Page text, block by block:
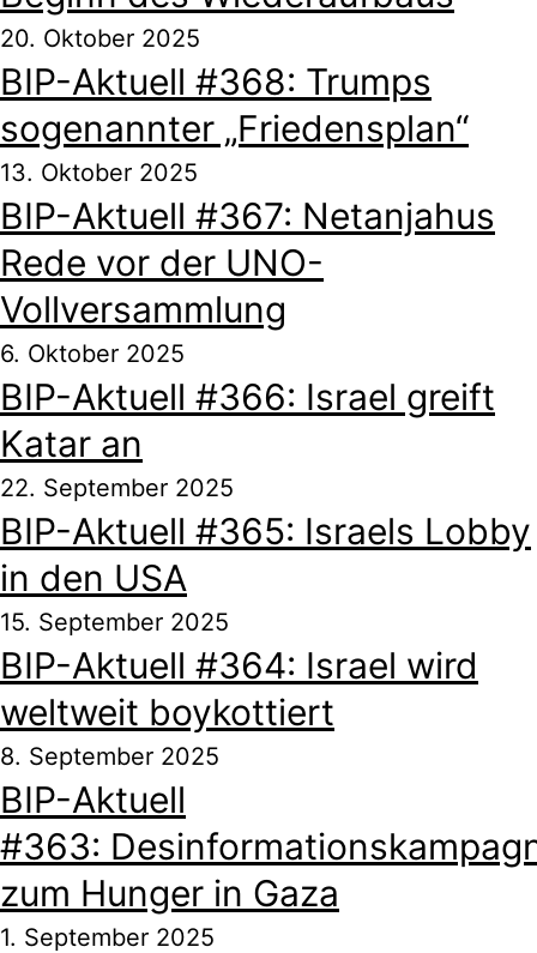
20. Oktober 2025
BIP-Aktuell #368: Trumps
sogenannter „Friedensplan“
13. Oktober 2025
BIP-Aktuell #367: Netanjahus
Rede vor der UNO-
Vollversammlung
6. Oktober 2025
BIP-Aktuell #366: Israel greift
Katar an
22. September 2025
BIP-Aktuell #365: Israels Lobby
in den USA
15. September 2025
BIP-Aktuell #364: Israel wird
weltweit boykottiert
8. September 2025
BIP-Aktuell
#363:
zum Hunger in Gaza
1. September 2025